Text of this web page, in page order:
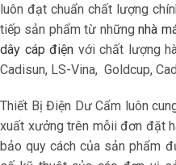
luôn đạt chuẩn chất lượng
tiếp sản phẩm từ nhữngnhà
dây cáp điện với chất lượng
Cadisun, LS-Vina, Goldcup,
Thiết Bị Điện Dư Cẩm luôn
xuất xưởng trên mỗii đơn đặt
bảo quy cách của sản phẩm